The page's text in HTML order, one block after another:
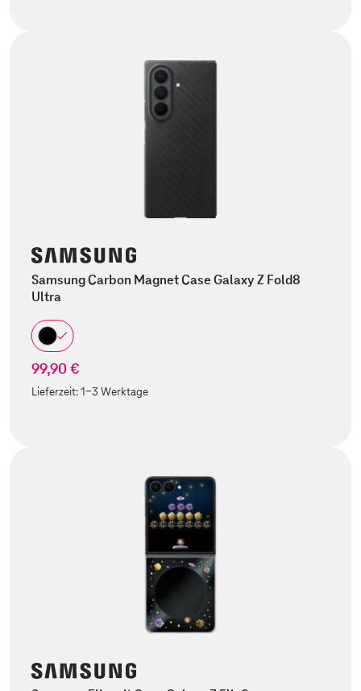
Samsung Carbon Magnet Case Galaxy Z Fold8
Ultra
99,90 €
Lieferzeit:1-3 Werktage